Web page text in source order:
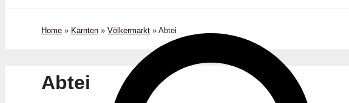
Home » Kärnten » Völkermarkt » Abtei
Abtei